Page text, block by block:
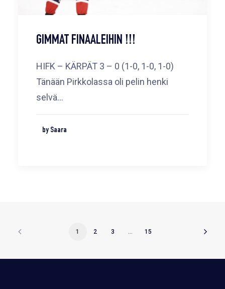
GIMMAT FINAALEIHIN !!!
HIFK – KÄRPÄT 3 – 0 (1-0, 1-0, 1-0)
Tänään Pirkkolassa oli pelin henki
selvä…
by Saara
1 2 3 15